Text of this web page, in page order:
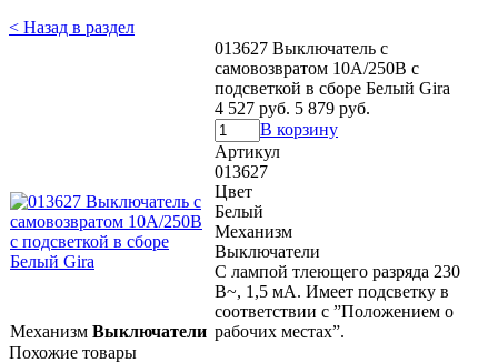
< Назад в раздел
013627 Выключатель с
самовозвратом 10А/250В с
подсветкой в сборе Белый Gira
4 527 руб. 5 879 руб.
В корзину
Артикул
013627
Цвет
Белый
Механизм
Выключатели
С лампой тлеющего разряда 230
B~, 1,5 мA. Имеет подсветку в
соответствии с ”Положением о
рабочих местах”.
Механизм Выключатели
Похожие товары